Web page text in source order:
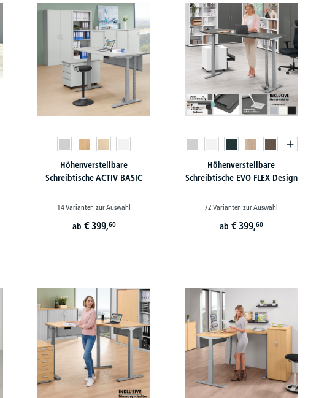
Höhenverstellbare
Schreibtische ACTIV BASIC
14 Varianten zur Auswahl
ab € 399,60
Höhenverstellbare
Schreibtische EVO FLEX Design
72 Varianten zur Auswahl
ab € 399,60